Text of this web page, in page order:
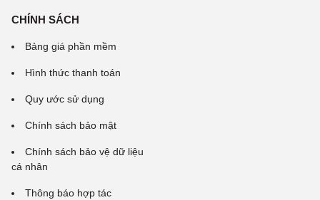
CHÍNH SÁCH
Bảng giá phần mềm
Hình thức thanh toán
Quy ước sử dụng
Chính sách bảo mật
Chính sách bảo vệ dữ liệu
cá nhân
Thông báo hợp tác